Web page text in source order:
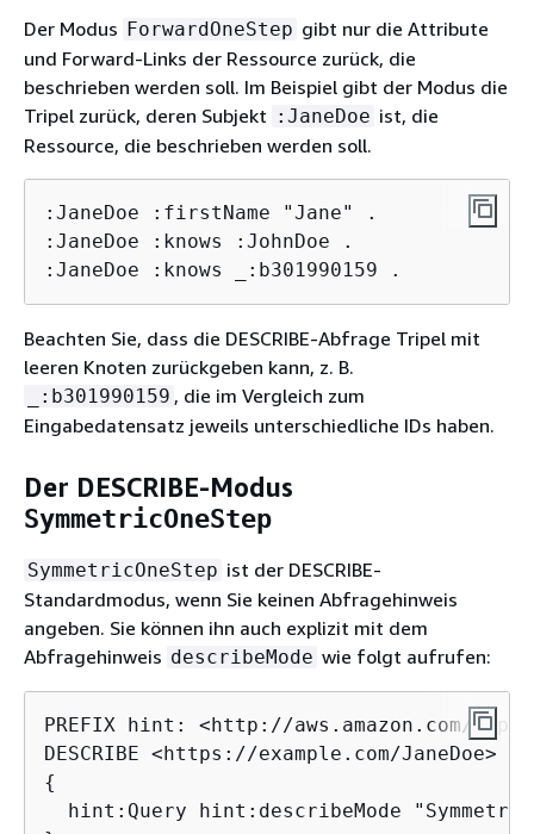
Der Modus ForwardOneStep gibt nur die Attribute
und Forward-Links der Ressource zurück, die
beschrieben werden soll. Im Beispiel gibt der Modus die
Tripel zurück, deren Subjekt :JaneDoe ist, die
Ressource, die beschrieben werden soll.
:JaneDoe :firstName "Jane" .
:JaneDoe :knows :JohnDoe .
:JaneDoe :knows _:b301990159 .
Beachten Sie, dass die DESCRIBE-Abfrage Tripel mit
leeren Knoten zurückgeben kann, z. B.
_:b301990159 , die im Vergleich zum
Eingabedatensatz jeweils unterschiedliche IDs haben.
Der DESCRIBE-Modus
SymmetricOneStep
SymmetricOneStep ist der DESCRIBE-
Standardmodus, wenn Sie keinen Abfragehinweis
angeben. Sie können ihn auch explizit mit dem
Abfragehinweis describeMode wie folgt aufrufen:
PREFIX hint: <http://aws.amazon.com/
{
hint:Query hint:describeMode